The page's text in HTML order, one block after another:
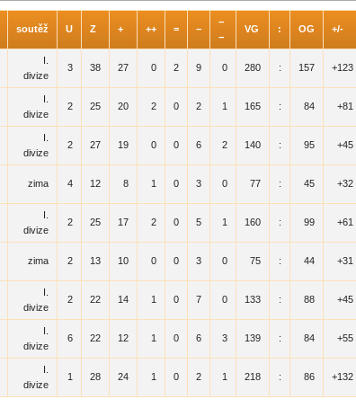
soutěž U Z + ++ = −
−
−
VG : OG +/-
I.
divize
3 38 27 0 2 9 0 280 : 157 +123
I.
divize
2 25 20 2 0 2 1 165 : 84 +81
I.
divize
2 27 19 0 0 6 2 140 : 95 +45
zima 4 12 8 1 0 3 0 77 : 45 +32
I.
divize
2 25 17 2 0 5 1 160 : 99 +61
zima 2 13 10 0 0 3 0 75 : 44 +31
I.
divize
2 22 14 1 0 7 0 133 : 88 +45
I.
divize
6 22 12 1 0 6 3 139 : 84 +55
I.
divize
1 28 24 1 0 2 1 218 : 86 +132